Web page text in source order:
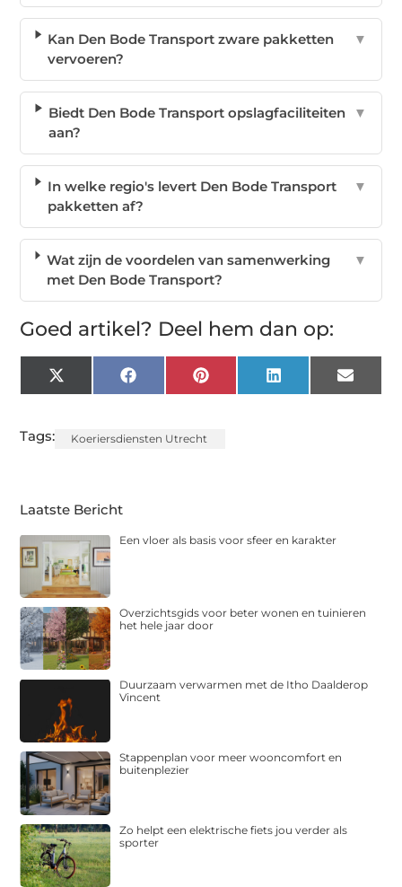
Kan Den Bode Transport zware pakketten
vervoeren?
▼
Biedt Den Bode Transport opslagfaciliteiten
aan?
▼
In welke regio's levert Den Bode Transport
pakketten af?
▼
Wat zijn de voordelen van samenwerking
met Den Bode Transport?
▼
Goed artikel? Deel hem dan op:
X
(Twitter)
FacebookPinterest LinkedIn Email
Tags: Koeriersdiensten Utrecht
Laatste Bericht
Een vloer als basis voor sfeer en karakter
Overzichtsgids voor beter wonen en tuinieren
het hele jaar door
Duurzaam verwarmen met de Itho Daalderop
Vincent
Stappenplan voor meer wooncomfort en
buitenplezier
Zo helpt een elektrische fiets jou verder als
sporter